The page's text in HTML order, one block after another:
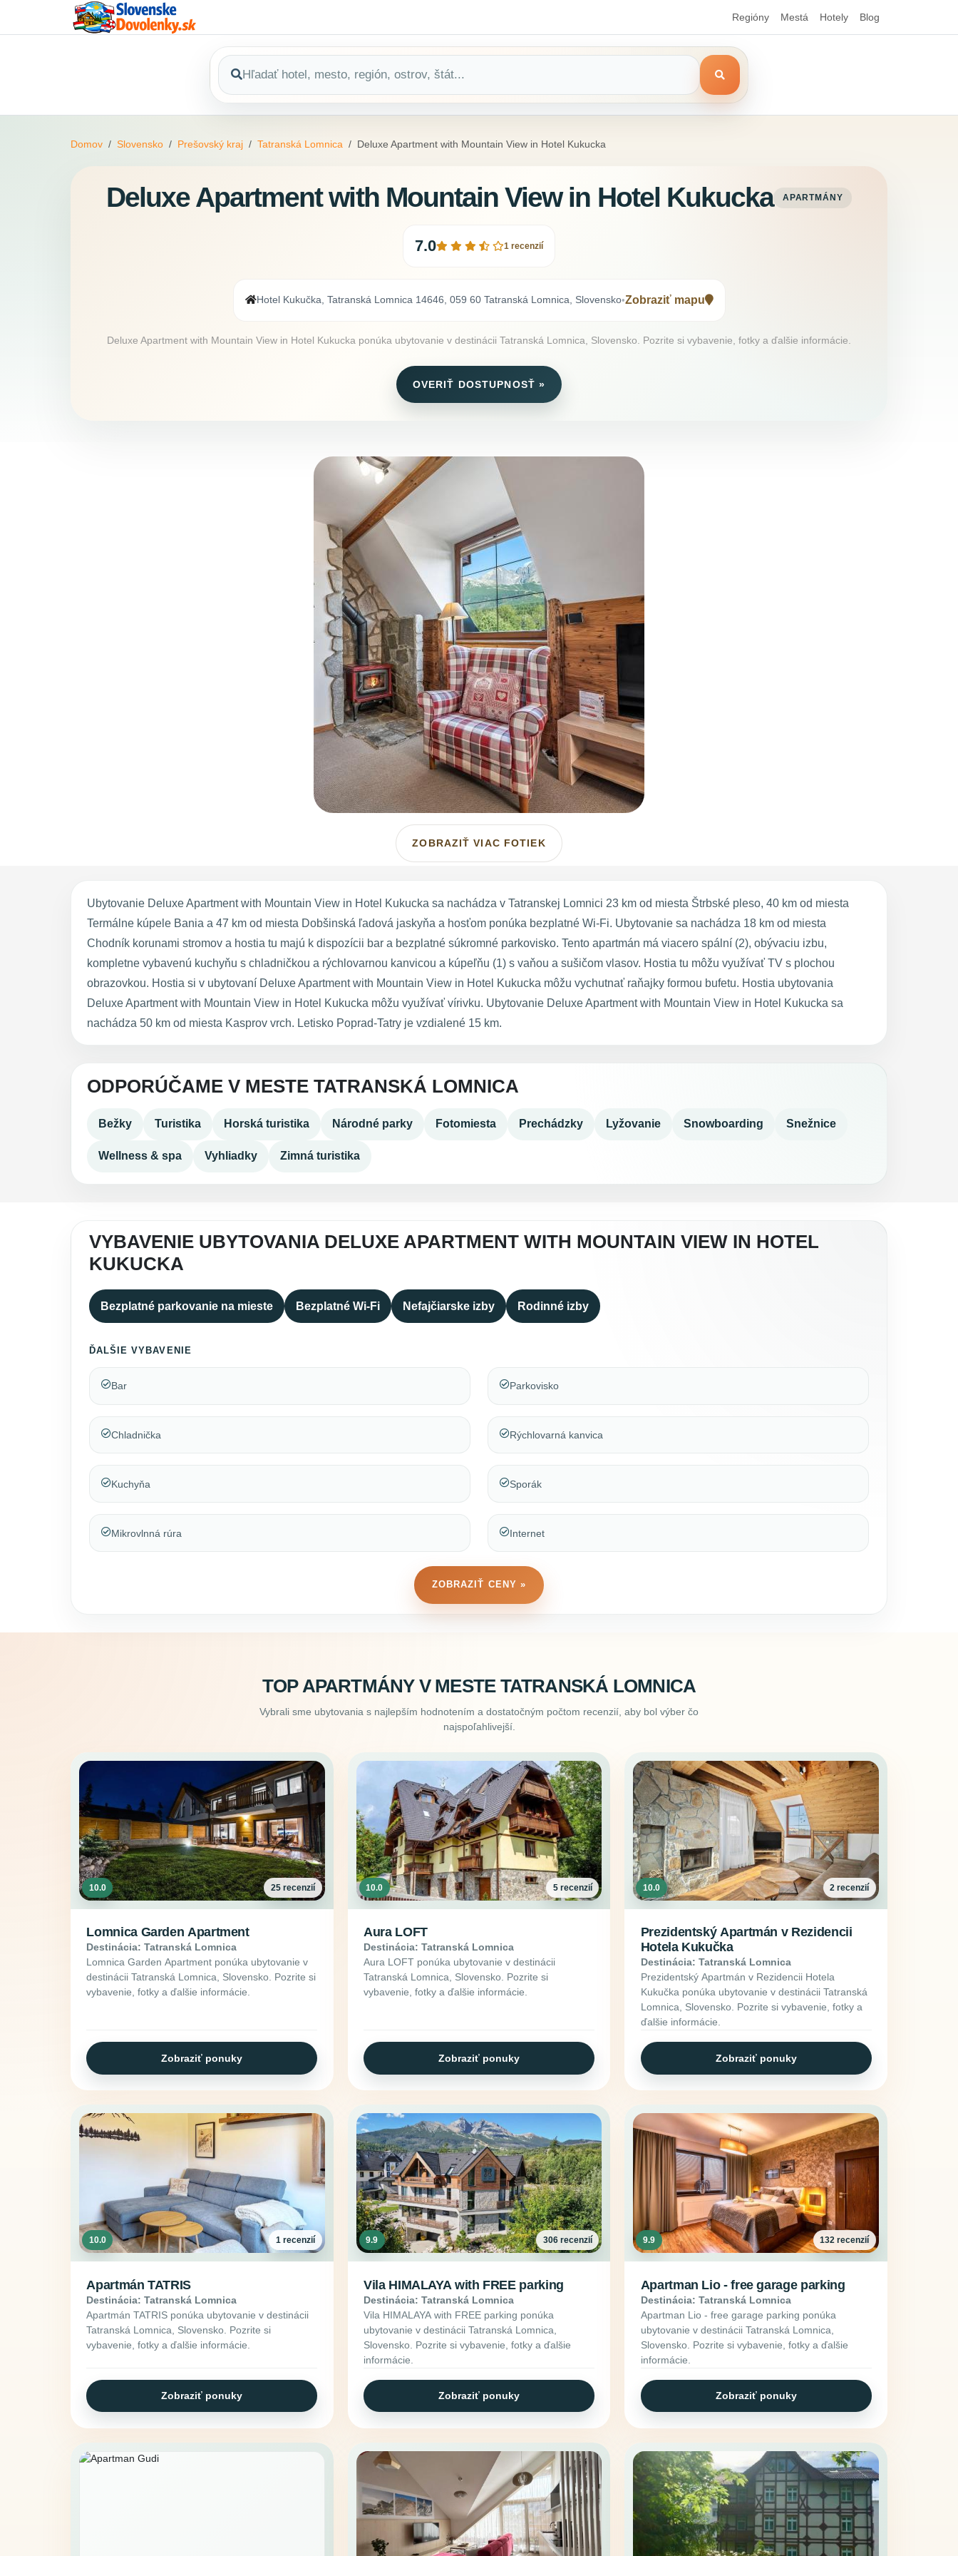
Regióny Mestá Hotely Blog
Domov Slovensko Prešovský kraj Tatranská Lomnica Deluxe Apartment with Mountain View in Hotel Kukucka
Deluxe Apartment with Mountain View in Hotel Kukucka APARTMÁNY
7.0 1 recenzií
Hotel Kukučka, Tatranská Lomnica 14646, 059 60 Tatranská Lomnica, Slovensko•Zobraziť mapu
Deluxe Apartment with Mountain View in Hotel Kukucka ponúka ubytovanie v destinácii Tatranská Lomnica, Slovensko. Pozrite si vybavenie, fotky a ďalšie informácie.
OVERIŤ DOSTUPNOSŤ »
ZOBRAZIŤ VIAC FOTIEK
Ubytovanie Deluxe Apartment with Mountain View in Hotel Kukucka sa nachádza v Tatranskej Lomnici 23 km od miesta Štrbské pleso, 40 km od miesta
Termálne kúpele Bania a 47 km od miesta Dobšinská ľadová jaskyňa a hosťom ponúka bezplatné Wi-Fi. Ubytovanie sa nachádza 18 km od miesta
Chodník korunami stromov a hostia tu majú k dispozícii bar a bezplatné súkromné parkovisko. Tento apartmán má viacero spální (2), obývaciu izbu,
kompletne vybavenú kuchyňu s chladničkou a rýchlovarnou kanvicou a kúpeľňu (1) s vaňou a sušičom vlasov. Hostia tu môžu využívať TV s plochou
obrazovkou. Hostia si v ubytovaní Deluxe Apartment with Mountain View in Hotel Kukucka môžu vychutnať raňajky formou bufetu. Hostia ubytovania
Deluxe Apartment with Mountain View in Hotel Kukucka môžu využívať vírivku. Ubytovanie Deluxe Apartment with Mountain View in Hotel Kukucka sa
nachádza 50 km od miesta Kasprov vrch. Letisko Poprad-Tatry je vzdialené 15 km.
ODPORÚČAME V MESTE TATRANSKÁ LOMNICA
Bežky Turistika Horská turistika Národné parky Fotomiesta Prechádzky Lyžovanie Snowboarding Snežnice
Wellness & spa Vyhliadky Zimná turistika
VYBAVENIE UBYTOVANIA DELUXE APARTMENT WITH MOUNTAIN VIEW IN HOTEL
KUKUCKA
Bezplatné parkovanie na mieste Bezplatné Wi-Fi Nefajčiarske izby Rodinné izby
ĎALŠIE VYBAVENIE
Bar
Chladnička
Kuchyňa
Mikrovlnná rúra
Parkovisko
Rýchlovarná kanvica
Sporák
Internet
ZOBRAZIŤ CENY »
TOP APARTMÁNY V MESTE TATRANSKÁ LOMNICA
Vybrali sme ubytovania s najlepším hodnotením a dostatočným počtom recenzií, aby bol výber čo
najspoľahlivejší.
10.0 25 recenzií
Lomnica Garden Apartment
Destinácia: Tatranská Lomnica
Lomnica Garden Apartment ponúka ubytovanie v
destinácii Tatranská Lomnica, Slovensko. Pozrite si
vybavenie, fotky a ďalšie informácie.
Zobraziť ponuky
10.0 5 recenzií
Aura LOFT
Destinácia: Tatranská Lomnica
Aura LOFT ponúka ubytovanie v destinácii
Tatranská Lomnica, Slovensko. Pozrite si
vybavenie, fotky a ďalšie informácie.
Zobraziť ponuky
10.0 2 recenzií
Prezidentský Apartmán v Rezidencii
Hotela Kukučka
Destinácia: Tatranská Lomnica
Prezidentský Apartmán v Rezidencii Hotela
Kukučka ponúka ubytovanie v destinácii Tatranská
Lomnica, Slovensko. Pozrite si vybavenie, fotky a
ďalšie informácie.
Zobraziť ponuky
10.0 1 recenzií
Apartmán TATRIS
Destinácia: Tatranská Lomnica
Apartmán TATRIS ponúka ubytovanie v destinácii
Tatranská Lomnica, Slovensko. Pozrite si
vybavenie, fotky a ďalšie informácie.
Zobraziť ponuky
9.9 306 recenzií
Vila HIMALAYA with FREE parking
Destinácia: Tatranská Lomnica
Vila HIMALAYA with FREE parking ponúka
ubytovanie v destinácii Tatranská Lomnica,
Slovensko. Pozrite si vybavenie, fotky a ďalšie
informácie.
Zobraziť ponuky
9.9 132 recenzií
Apartman Lio - free garage parking
Destinácia: Tatranská Lomnica
Apartman Lio - free garage parking ponúka
ubytovanie v destinácii Tatranská Lomnica,
Slovensko. Pozrite si vybavenie, fotky a ďalšie
informácie.
Zobraziť ponuky